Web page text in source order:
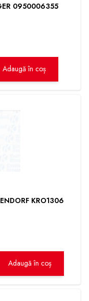
0950006355
Adaugă în coș
KRO1306
Adaugă în coș